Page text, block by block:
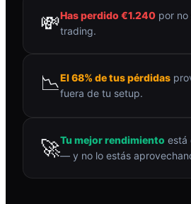
💸Has perdido €1.240 por
trading.
📉El 68% de tus pérdidas
fuera de tu setup.
🚀Tu mejor rendimiento está
— y no lo estás